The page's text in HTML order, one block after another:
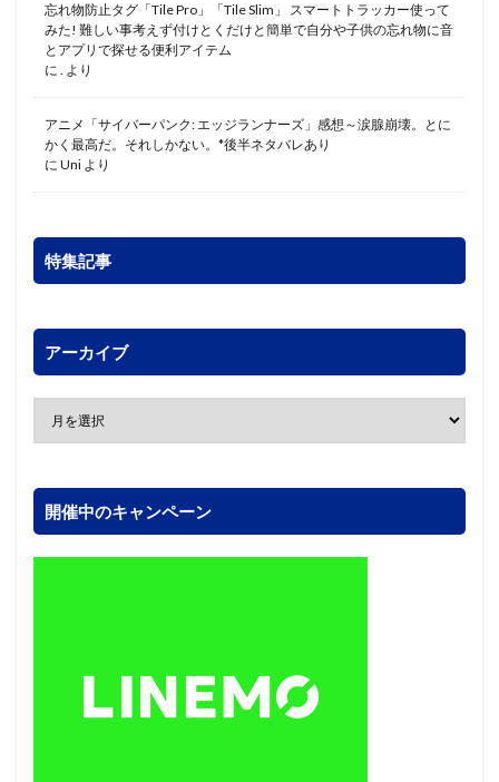
忘れ物防止タグ「Tile Pro」「Tile Slim」 スマートトラッカー使って
みた! 難しい事考えず付けとくだけと簡単で自分や子供の忘れ物に音
とアプリで探せる便利アイテム
に . より
アニメ「サイバーパンク: エッジランナーズ」感想～涙腺崩壊。とに
かく最高だ。それしかない。*後半ネタバレあり
に Uni より
特集記事
アーカイブ
開催中のキャンペーン